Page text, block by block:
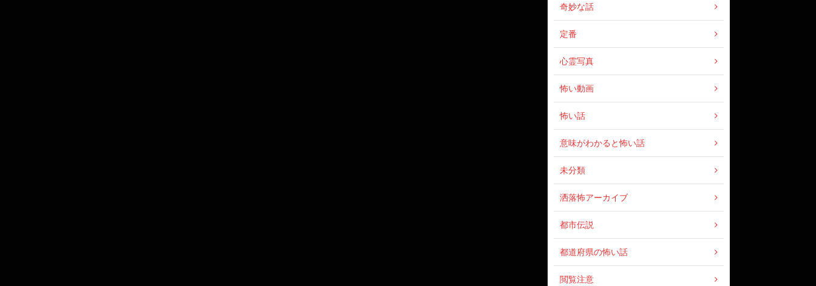
奇妙な話
定番
心霊写真
怖い動画
怖い話
意味がわかると怖い話
未分類
洒落怖アーカイブ
都市伝説
都道府県の怖い話
閲覧注意